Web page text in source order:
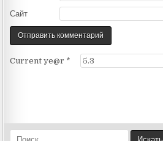
Сайт
Current ye@r *